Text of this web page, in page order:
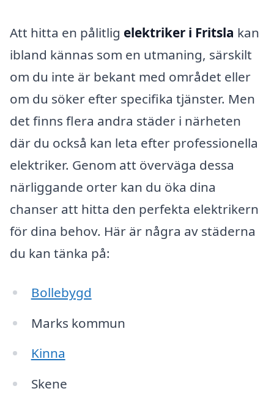
Att hitta en pålitlig elektriker i Fritsla kan
ibland kännas som en utmaning, särskilt
om du inte är bekant med området eller
om du söker efter specifika tjänster. Men
det finns flera andra städer i närheten
där du också kan leta efter professionella
elektriker. Genom att överväga dessa
närliggande orter kan du öka dina
chanser att hitta den perfekta elektrikern
för dina behov. Här är några av städerna
du kan tänka på:
Bollebygd
Marks kommun
Kinna
Skene